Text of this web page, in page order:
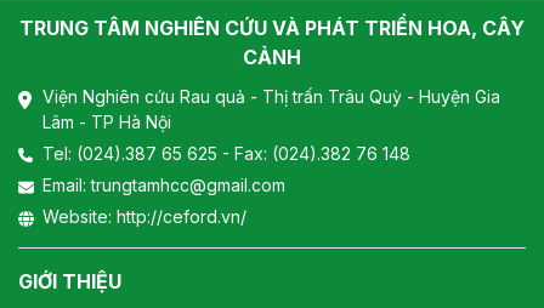
TRUNG TÂM NGHIÊN CỨU VÀ PHÁT TRIỂN HOA, CÂY
CẢNH
Viện Nghiên cứu Rau quả - Thị trấn Trâu Quỳ - Huyện Gia
Lâm - TP Hà Nội
Tel: (024).387 65 625 - Fax: (024).382 76 148
Email:trungtamhcc@gmail.com
Website: http://ceford.vn/
GIỚI THIỆU